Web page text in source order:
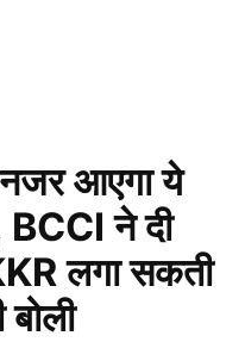
आएगा ये
BCCI ने दी
लगा सकती